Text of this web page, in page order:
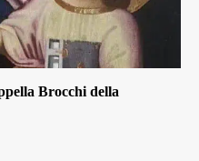
Brocchi della